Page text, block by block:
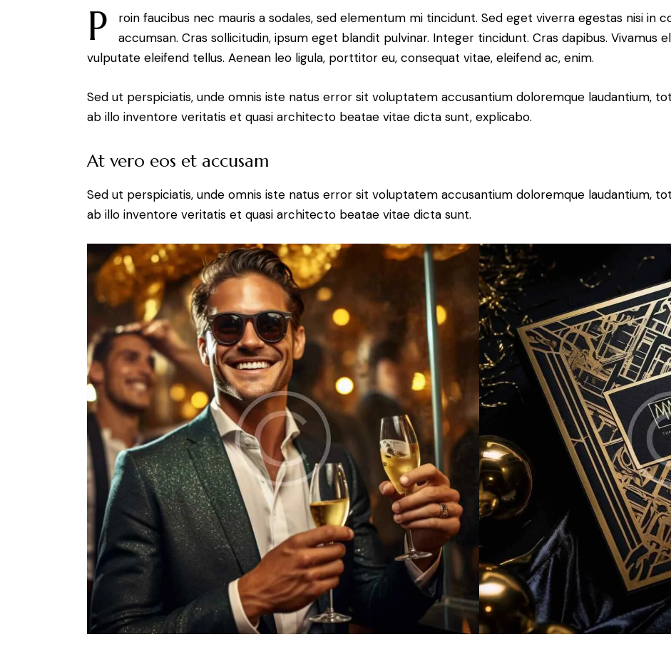
P
roin faucibus nec mauris a sodales, sed elementum mi tincidunt. Sed eget viverra egestas nisi in
accumsan. Cras sollicitudin, ipsum eget blandit pulvinar. Integer tincidunt. Cras dapibus. Vivamus
vulputate eleifend tellus. Aenean leo ligula, porttitor eu, consequat vitae, eleifend ac, enim.
Sed ut perspiciatis, unde omnis iste natus error sit voluptatem accusantium doloremque laudantium,
ab illo inventore veritatis et quasi architecto beatae vitae dicta sunt, explicabo.
At vero eos et accusam
Sed ut perspiciatis, unde omnis iste natus error sit voluptatem accusantium doloremque laudantium,
ab illo inventore veritatis et quasi architecto beatae vitae dicta sunt.